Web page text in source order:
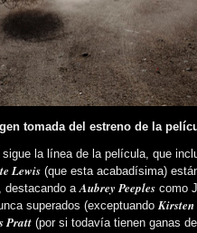
tomada del estreno de la
la línea de la película, que
Lewis (que esta acabadísima)
destacando a Aubrey Peeples como
superados (exceptuando Kirsten
Pratt (por si todavía tienen ganas